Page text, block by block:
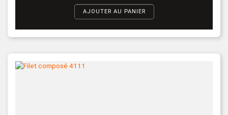
AJOUTER AU PANIER